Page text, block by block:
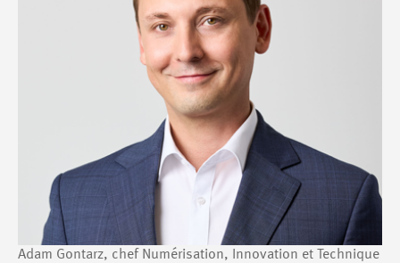
Adam Gontarz, chef Numérisation, Innovation et Technique